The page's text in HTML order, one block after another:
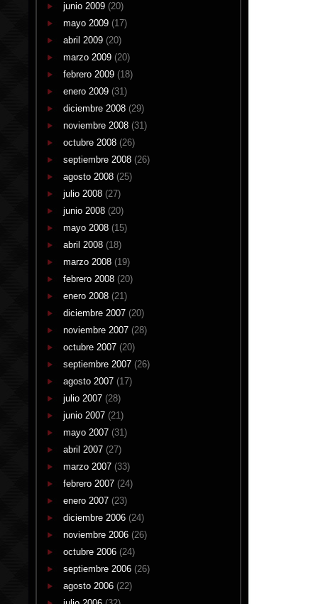
junio 2009 (20)
mayo 2009 (17)
abril 2009 (20)
marzo 2009 (20)
febrero 2009 (18)
enero 2009 (31)
diciembre 2008 (29)
noviembre 2008 (31)
octubre 2008 (26)
septiembre 2008 (26)
agosto 2008 (25)
julio 2008 (27)
junio 2008 (20)
mayo 2008 (15)
abril 2008 (18)
marzo 2008 (19)
febrero 2008 (20)
enero 2008 (21)
diciembre 2007 (20)
noviembre 2007 (28)
octubre 2007 (20)
septiembre 2007 (26)
agosto 2007 (17)
julio 2007 (28)
junio 2007 (21)
mayo 2007 (31)
abril 2007 (27)
marzo 2007 (33)
febrero 2007 (24)
enero 2007 (23)
diciembre 2006 (24)
noviembre 2006 (26)
octubre 2006 (24)
septiembre 2006 (26)
agosto 2006 (22)